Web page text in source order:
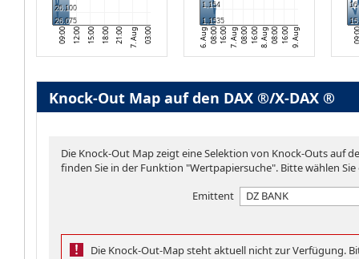
09:00 12:00 15:00 18:00 21:00 7. Aug 03:00
26.075
26.100
6. Aug08:00 16:00 7. Aug08:00 16:00 8. Aug08:00 16:00 9. Aug
1,1535
1,154 16
Knock-Out Map auf den DAX ®/X-DAX ®
Die Knock-Out Map zeigt eine Selektion von Knock-Outs auf
finden Sie in der Funktion "Wertpapiersuche". Bitte wählen
Emittent
DZ BANK
Die Knock-Out-Map steht aktuell nicht zur Verfügung.